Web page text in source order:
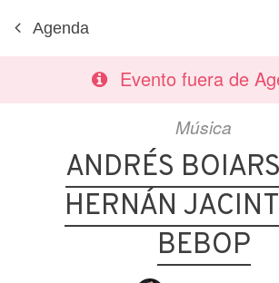
Agenda
Evento fuera de
Música
ANDRÉS
HERNÁN
BEBOP